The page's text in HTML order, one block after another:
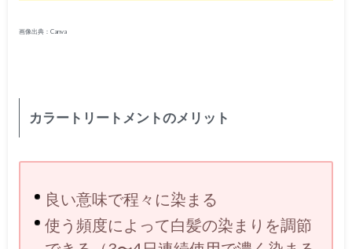
画像出典：Canva
カラートリートメントのメリット
良い意味で程々に染まる
使う頻度によって白髪の染まりを調節